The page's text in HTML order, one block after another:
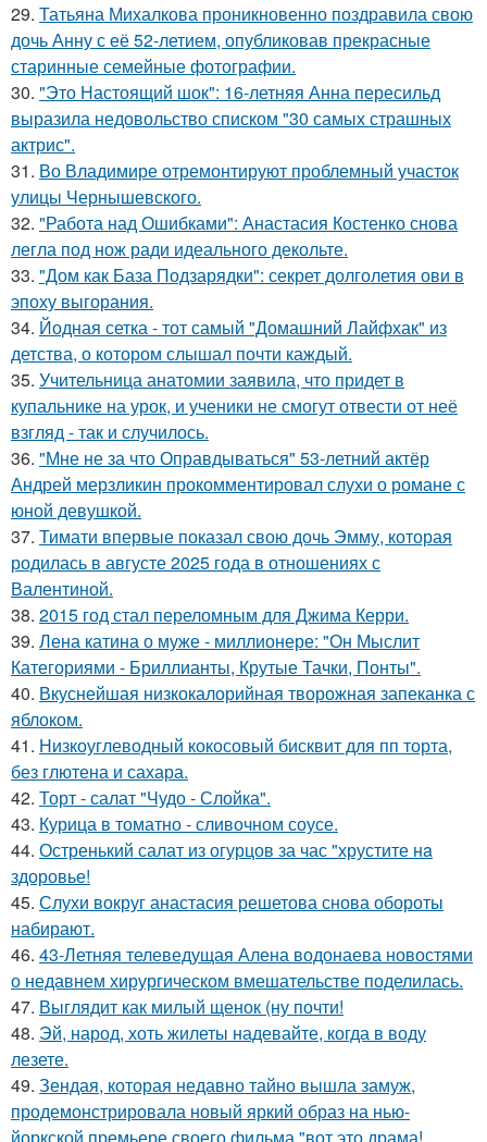
29. Татьяна Михалкова проникновенно поздравила свою
дочь Анну с её 52-летием, опубликовав прекрасные
старинные семейные фотографии.
30. "Это Настоящий шок": 16-летняя Анна пересильд
выразила недовольство списком "30 самых страшных
актрис".
31. Во Владимире отремонтируют проблемный участок
улицы Чернышевского.
32. "Работа над Ошибками": Анастасия Костенко снова
легла под нож ради идеального декольте.
33. "Дом как База Подзарядки": секрет долголетия ови в
эпоху выгорания.
34. Йодная сетка - тот самый "Домашний Лайфхак" из
детства, о котором слышал почти каждый.
35. Учительница анатомии заявила, что придет в
купальнике на урок, и ученики не смогут отвести от неё
взгляд - так и случилось.
36. "Мне не за что Оправдываться" 53-летний актёр
Андрей мерзликин прокомментировал слухи о романе с
юной девушкой.
37. Тимати впервые показал свою дочь Эмму, которая
родилась в августе 2025 года в отношениях с
Валентиной.
38. 2015 год стал переломным для Джима Керри.
39. Лена катина о муже - миллионере: "Он Мыслит
Категориями - Бриллианты, Крутые Тачки, Понты".
40. Вкуснейшая низкокалорийная творожная запеканка с
яблоком.
41. Низкоуглеводный кокосовый бисквит для пп торта,
без глютена и сахара.
42. Торт - салат "Чудо - Слойка".
43. Курица в томатно - сливочном соусе.
44. Остренький салат из огурцов за час "хрустите нa
здоровье!
45. Слухи вокруг анастасия решетова снова обороты
набирают.
46. 43-Летняя телеведущая Алена водонаева новостями
о недавнем хирургическом вмешательстве поделилась.
47. Выглядит как милый щенок (ну почти!
48. Эй, народ, хоть жилеты надевайте, когда в воду
лезете.
49. Зендая, которая недавно тайно вышла замуж,
продемонстрировала новый яркий образ на нью-